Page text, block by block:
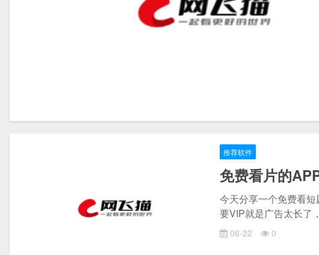
推荐软件
免费看片的
今天分享一个免费看
要VIP就是广告太长了
06-22 0